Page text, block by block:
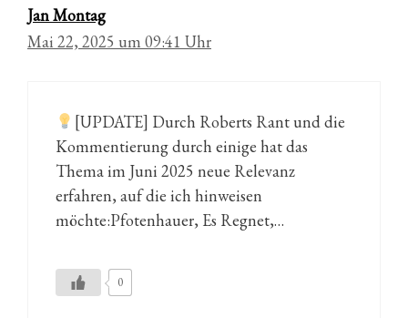
Jan Montag
Mai 22, 2025 um 09:41 Uhr
[UPDATE] Durch Roberts Rant und die
Kommentierung durch einige hat das
Thema im Juni 2025 neue Relevanz
erfahren, auf die ich hinweisen
möchte:Pfotenhauer, Es Regnet,…
0